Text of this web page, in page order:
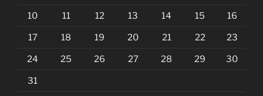
10 11 12 13 14 15 16
17 18 19 20 21 22 23
24 25 26 27 28 29 30
31